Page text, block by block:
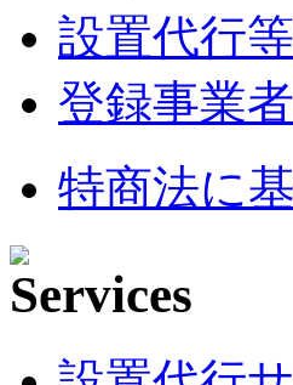
設置代行
登録事業
特商法に